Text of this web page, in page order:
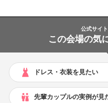
公式サイ
この会場の気
ドレス・衣装を見たい
先輩カップルの実例が見